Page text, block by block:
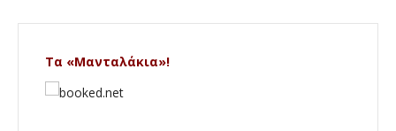
Τα «Μανταλάκια»!